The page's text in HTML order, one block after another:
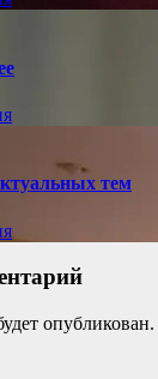
тем
опубликован.